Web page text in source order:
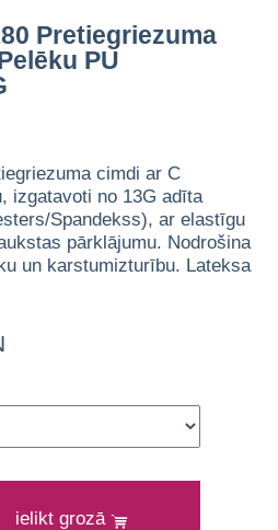
Pretiegriezuma
PU
cimdi ar C
izgatavoti no 13G adīta
Spandekss), ar elastīgu
pārklājumu. Nodrošina
un karstumizturību. Lateksa
ielikt grozā